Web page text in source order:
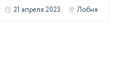
21 апреля 2023 Лобня